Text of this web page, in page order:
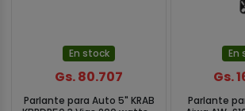
En stock
Gs. 80.707
Parlante para Auto 5" KRAB
En
Gs.
Parlante